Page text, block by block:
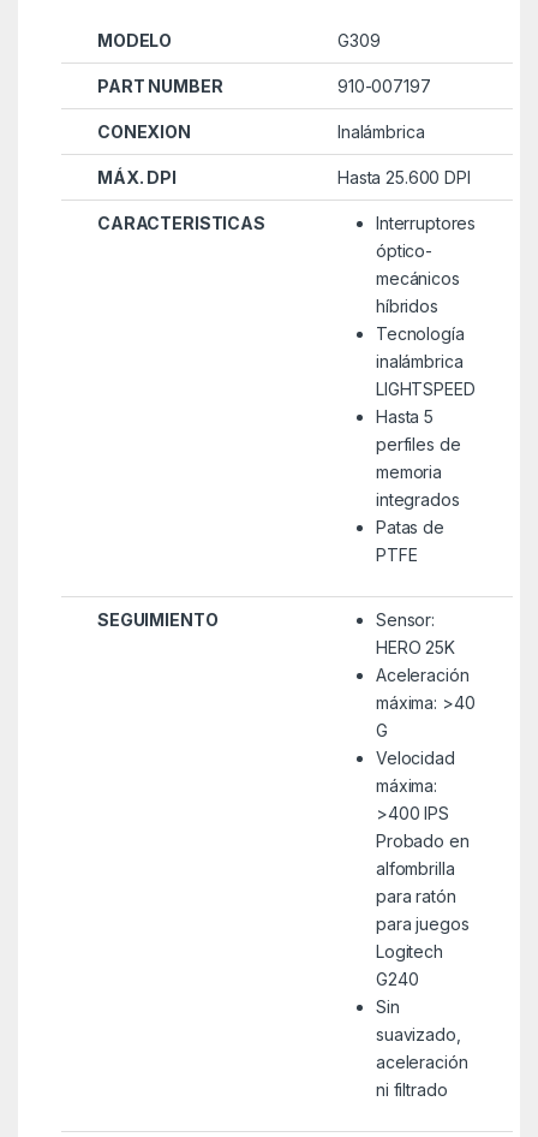
MODELO G309
PART NUMBER 910-007197
CONEXION Inalámbrica
MÁX. DPI Hasta 25.600 DPI
CARACTERISTICAS
Interruptores
óptico-
mecánicos
híbridos
Tecnología
inalámbrica
LIGHTSPEED
Hasta 5
perfiles de
memoria
integrados
Patas de
PTFE
SEGUIMIENTO
Sensor:
HERO 25K
Aceleración
máxima: >40
G
Velocidad
máxima:
>400 IPS
Probado en
alfombrilla
para ratón
para juegos
Logitech
G240
Sin
suavizado,
aceleración
ni filtrado